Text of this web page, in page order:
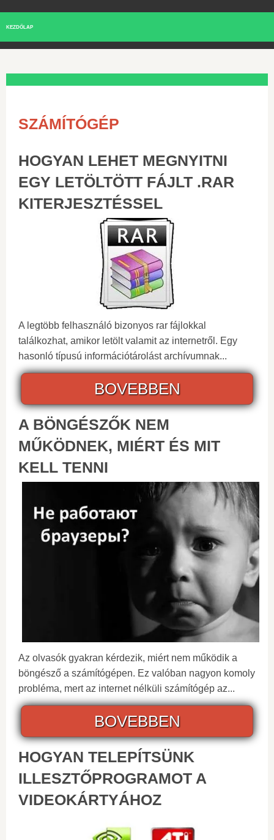
KEZDŐLAP
SZÁMÍTÓGÉP
HOGYAN LEHET MEGNYITNI
EGY LETÖLTÖTT FÁJLT .RAR
KITERJESZTÉSSEL
A legtöbb felhasználó bizonyos rar fájlokkal
találkozhat, amikor letölt valamit az internetről. Egy
hasonló típusú információtárolást archívumnak...
BOVEBBEN
A BÖNGÉSZŐK NEM
MŰKÖDNEK, MIÉRT ÉS MIT
KELL TENNI
Az olvasók gyakran kérdezik, miért nem működik a
böngésző a számítógépen. Ez valóban nagyon komoly
probléma, mert az internet nélküli számítógép az...
BOVEBBEN
HOGYAN TELEPÍTSÜNK
ILLESZTŐPROGRAMOT A
VIDEOKÁRTYÁHOZ